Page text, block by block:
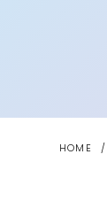
HOME /